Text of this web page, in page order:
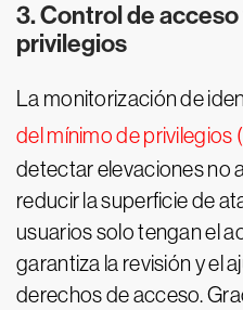
3. Control de
privilegios
La monitorización de
del mínimo de privilegios
detectar elevaciones no
reducir la superficie de
usuarios solo tengan el
garantiza la revisión y el
derechos de acceso.